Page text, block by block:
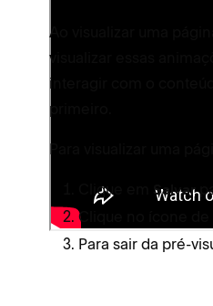
Ao visualizar uma
visualizar essas
interagir com o
primeiro.
Para visualizar uma
Clique em Salvar
Clique no ícone de
Para sair da pré-